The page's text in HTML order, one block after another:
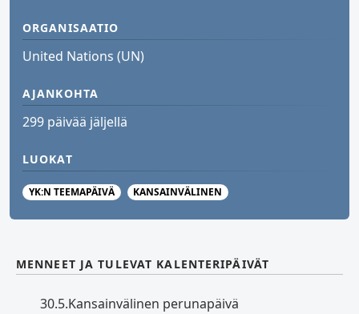
ORGANISAATIO
United Nations (UN)
AJANKOHTA
299 päivää jäljellä
LUOKAT
YK:N TEEMAPÄIVÄ KANSAINVÄLINEN
MENNEET JA TULEVAT KALENTERIPÄIVÄT
30.5.Kansainvälinen perunapäivä